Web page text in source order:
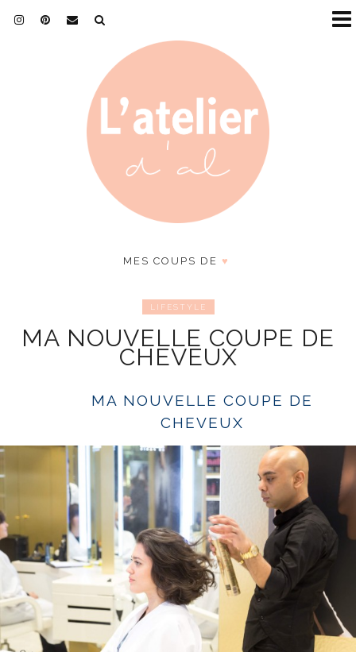
MES COUPS DE ♥
LIFESTYLE
MA NOUVELLE COUPE DE
CHEVEUX
MA NOUVELLE COUPE DE
CHEVEUX